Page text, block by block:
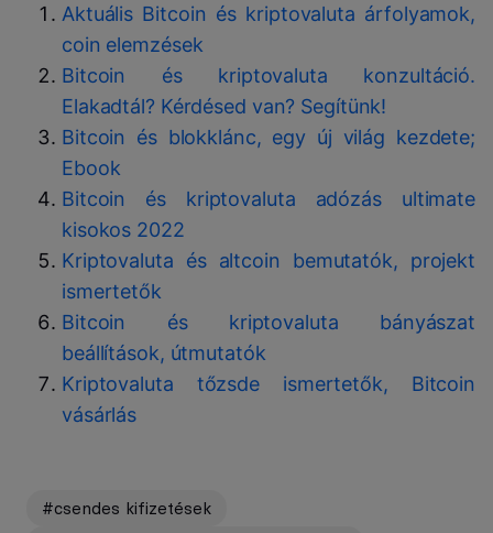
Aktuális Bitcoin és kriptovaluta árfolyamok,
coin elemzések
Bitcoin és kriptovaluta konzultáció.
Elakadtál? Kérdésed van? Segítünk!
Bitcoin és blokklánc, egy új világ kezdete;
Ebook
Bitcoin és kriptovaluta adózás ultimate
kisokos 2022
Kriptovaluta és altcoin bemutatók, projekt
ismertetők
Bitcoin és kriptovaluta bányászat
beállítások, útmutatók
Kriptovaluta tőzsde ismertetők, Bitcoin
vásárlás
#csendes kifizetések